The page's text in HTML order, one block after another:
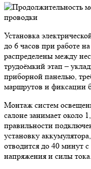
Установка
до 6 часов при работе
распределены между
трудоёмкий этап –
приборной панелью,
маршрутов и фиксации
Монтаж систем
салоне занимает около
правильности
установку
отводится до 40 минут
напряжения и силы тока.